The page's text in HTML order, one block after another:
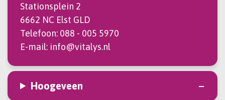
Stationsplein 2
6662 NC Elst GLD
Telefoon: 088 - 005 5970
E-mail: info@vitalys.nl
Hoogeveen